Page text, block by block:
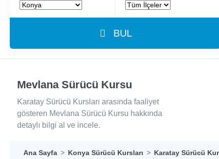
BUL
Mevlana Sürücü Kursu
Karatay Sürücü Kursları arasında faaliyet
gösteren Mevlana Sürücü Kursu hakkında
detaylı bilgi al ve incele.
Ana Sayfa Konya Sürücü Kursları Karatay Sürücü